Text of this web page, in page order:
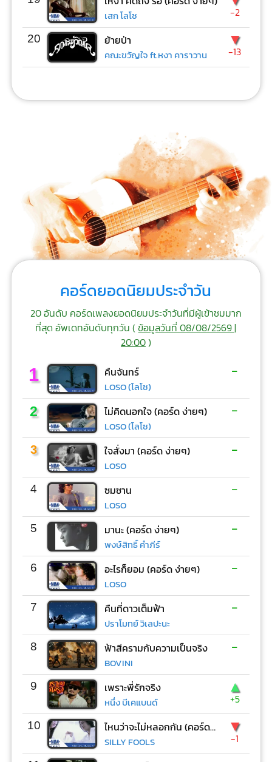
เสก โลโซ -2
20 ย้ายป่า
คณะขวัญใจ ft.หงา คาราวาน
▼
-13
คอร์ดยอดนิยมประจำวัน
20 อันดับ คอร์ดเพลงยอดนิยมประจำวันที่มีผู้เข้าชมมาก
ที่สุด อัพเดทอันดับทุกวัน (ข้อมูลวันที่ 08/08/2569 |
20:00)
1 คืนจันทร์
LOSO (โลโซ)
-
2 ไม่คิดนอกใจ (คอร์ด ง่ายๆ)
LOSO (โลโซ)
-
3 ใจสั่งมา (คอร์ด ง่ายๆ)
LOSO
-
4 ซมซาน
LOSO
-
5 มานะ (คอร์ด ง่ายๆ)
พงษ์สิทธิ์ คำภีร์
-
6 อะไรก็ยอม (คอร์ด ง่ายๆ)
LOSO
-
7 คืนที่ดาวเต็มฟ้า
ปราโมทย์ วิเลปะนะ
-
8 ฟ้าสีครามกับความเป็นจริง
BOVINI
-
9 เพราะพี่รักจริง
หนึ่ง บีเคแบนด์
▲
+5
10 ไหนว่าจะไม่หลอกกัน (คอร์ด ง่ายๆ)
SILLY FOOLS
▼
-1